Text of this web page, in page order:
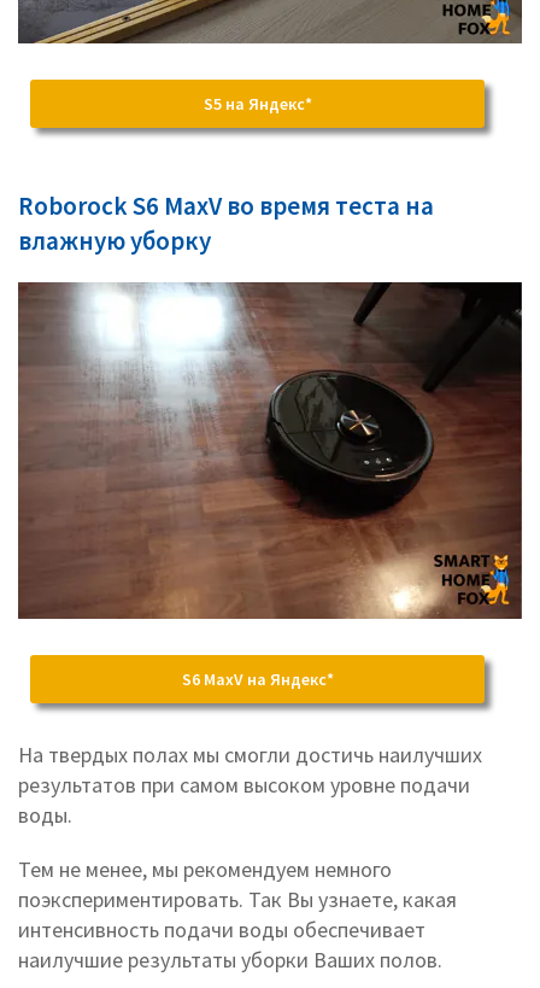
S5 на Яндекс*
Roborock S6 MaxV во время теста на
влажную уборку
S6 MaxV на Яндекс*
На твердых полах мы смогли достичь наилучших
результатов при самом высоком уровне подачи
воды.
Тем не менее, мы рекомендуем немного
поэкспериментировать. Так Вы узнаете, какая
интенсивность подачи воды обеспечивает
наилучшие результаты уборки Ваших полов.